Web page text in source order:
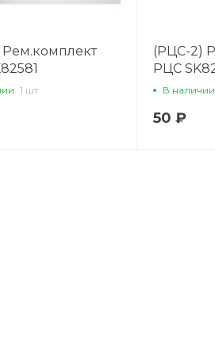
Рем.комплект
1 шт
(РЦС-2)
РЦС
В наличии
50 ₽